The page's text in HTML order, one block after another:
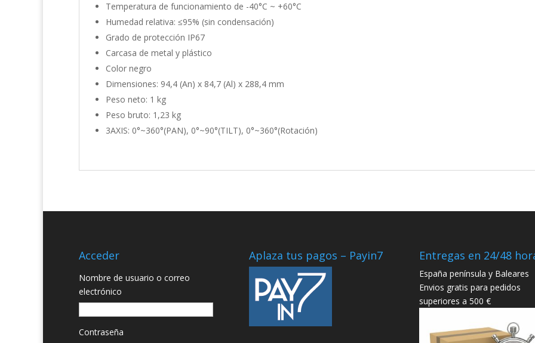
Temperatura de funcionamiento de -40°C ~ +60°C
Humedad relativa: ≤95% (sin condensación)
Grado de protección IP67
Carcasa de metal y plástico
Color negro
Dimensiones: 94,4 (An) x 84,7 (Al) x 288,4 mm
Peso neto: 1 kg
Peso bruto: 1,23 kg
3AXIS: 0°~360°(PAN), 0°~90°(TILT), 0°~360°(Rotación)
Acceder
Nombre de usuario o correo
electrónico
Contraseña
Aplaza tus pagos – Payin7 Entregas en 24/48
España península y Baleares
Envios gratis para pedidos
superiores a 500 €